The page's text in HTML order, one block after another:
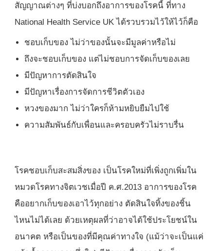
สัญญาณต่างๆ ที่บ่งบอกถึงอาการของโรคนี้ ที่ทาง
National Health Service UK ได้รวบรวมไว้ให้ไว้ก็คือ
ชอบเก็บของ ไม่ว่าของนั้นจะมีมูลค่าหรือไม่
ถึงจะชอบเก็บของ แต่ไม่ชอบการจัดเก็บของเลย
มีปัญหาการตัดสินใจ
มีปัญหาเรื่องการจัดการชีวิตตัวเอง
หวงของมาก ไม่ว่าใครก็ห้ามหยิบยืมไปใช้
ความสัมพันธ์กับเพื่อนและครอบครัวไม่ราบรื่น
โรคชอบเก็บสะสมสิ่งของ เป็นโรคใหม่ที่เพิ่งถูกเพิ่มใน
หมวดโรคทางจิตเวชเมื่อปี ค.ศ.2013 อาการของโรค
คืออยากเก็บของเอาไว้ทุกอย่าง ตัดสินใจทิ้งของชิ้น
ไหนไม่ได้เลย ด้วยเหตุผลที่ว่าอาจได้ใช้ประโยชน์ใน
อนาคต หรือเป็นของที่มีคุณค่าทางใจ (แม้ว่าจะเป็นแค่